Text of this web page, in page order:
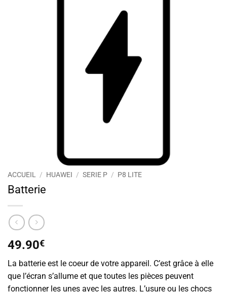
ACCUEIL / HUAWEI / SERIE P / P8 LITE
Batterie
49.90€
La batterie est le coeur de votre appareil. C’est grâce à elle
que l’écran s’allume et que toutes les pièces peuvent
fonctionner les unes avec les autres. L’usure ou les chocs